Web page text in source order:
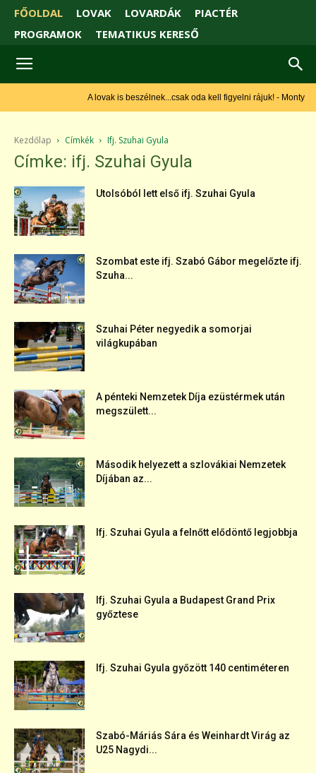
FŐOLDAL LOVAK LOVARDÁK
PIACTÉR
PROGRAMOK
TEMATIKUS KERESŐ
A lovak is beszélnek...csak oda kell figyelni rájuk! - Monty Roberts
Kezdőlap Címkék Ifj. Szuhai Gyula
Címke: ifj. Szuhai Gyula
Utolsóból lett első ifj. Szuhai Gyula
Szombat este ifj. Szabó Gábor megelőzte ifj.
Szuha...
Szuhai Péter negyedik a somorjai
világkupában
A pénteki Nemzetek Díja ezüstérmek után
megszülett...
Második helyezett a szlovákiai Nemzetek
Díjában az...
Ifj. Szuhai Gyula a felnőtt elődöntő legjobbja
Ifj. Szuhai Gyula a Budapest Grand Prix
győztese
Ifj. Szuhai Gyula győzött 140 centiméteren
Szabó-Máriás Sára és Weinhardt Virág az
U25 Nagydi...